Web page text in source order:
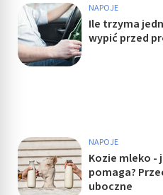
NAPOJE
Ile trzyma
wypić przed
NAPOJE
Kozie mleko -
pomaga?
uboczne